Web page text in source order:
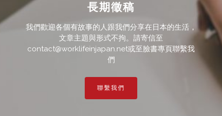
長期徵稿
我們歡迎各個有故事的人跟我們分享在日本的生活，
文章主題與形式不拘。請寄信至
contact@worklifeinjapan.net或至臉書專頁聯繫我
們
聯繫我們